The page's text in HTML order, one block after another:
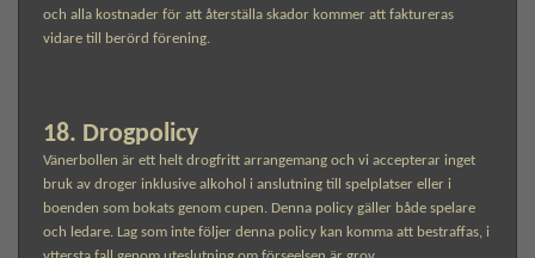
och alla kostnader för att återställa skador kommer att faktureras
vidare till berörd förening.
18. Drogpolicy
Vänerbollen är ett helt drogfritt arrangemang och vi accepterar inget
bruk av droger inklusive alkohol i anslutning till spelplatser eller i
boenden som bokats genom cupen. Denna policy gäller både spelare
och ledare. Lag som inte följer denna policy kan komma att bestraffas, i